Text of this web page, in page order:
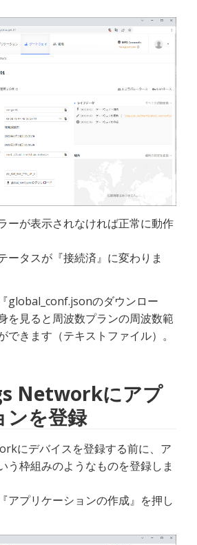
ーが表示されなければ正常に動作
ータスが『接続済』に変わりま
global_conf.jsonのダウンロー
を見ると周波数プランの周波数範
できます（テキストファイル）。
Networkにアプ
ンを登録
にデバイスを登録する前に、ア
う枠組みのようなものを登録しま
アプリケーションの作成』を押し